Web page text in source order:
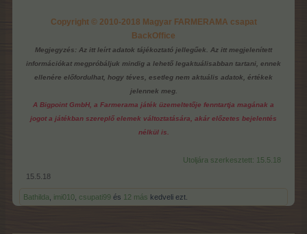
Copyright © 2010-2018 Magyar FARMERAMA csapat
BackOffice
Megjegyzés: Az itt leírt adatok tájékoztató jellegűek. Az itt megjelenített
információkat megpróbáljuk mindig a lehető legaktuálisabban tartani, ennek
ellenére előfordulhat, hogy téves, esetleg nem aktuális adatok, értékek
jelennek meg.
A Bigpoint GmbH, a Farmerama játék üzemeltetője fenntartja magának a
jogot a játékban szereplő elemek változtatására, akár előzetes bejelentés
nélkül is.
Utoljára szerkesztett: 15.5.18
15.5.18
Bathilda imi010 csupati99 és 12 más kedveli ezt.